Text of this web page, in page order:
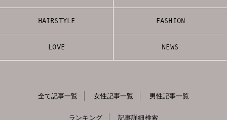
HAIRSTYLE FASHION
LOVE NEWS
全て記事一覧 女性記事一覧 男性記事一覧
ランキング 記事詳細検索